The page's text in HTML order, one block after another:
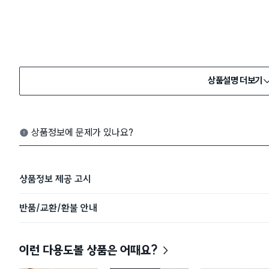
상품설명 더보기
상품정보에 문제가 있나요?
상품정보 제공 고시
반품/교환/환불 안내
이런 다용도볼 상품은 어때요?